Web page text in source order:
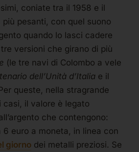
coniate tra il 1958 e il
più pesanti, con quel suono
quando lo lasci cadere
versioni che girano di più
(le tre navi di Colombo a vele
dell’Unità d’Italia e il
queste, nella stragrande
casi, il valore è legato
che contengono:
6 euro a moneta, in linea con
giorno dei metalli preziosi. Se